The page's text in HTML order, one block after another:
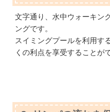
文字通り、水中ウォーキン
ングです。
スイミングプールを利用す
くの利点を享受することが